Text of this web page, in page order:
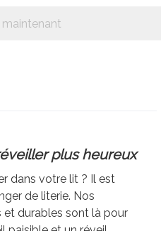
plus heureux
dans votre lit ? Il est
de literie. Nos
durables sont là pour